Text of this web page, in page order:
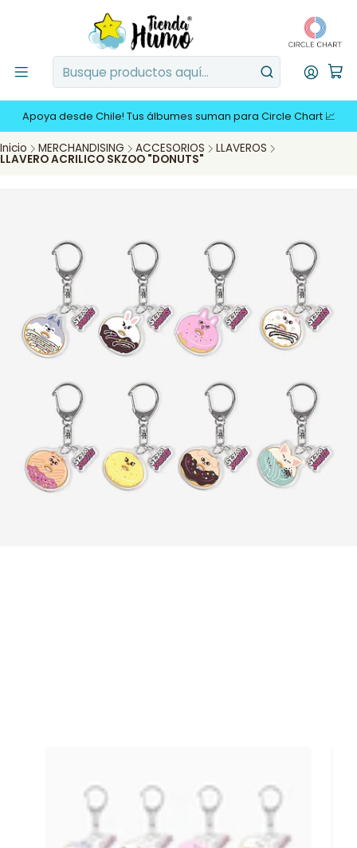
Apoya desde Chile! Tus álbumes suman para Circle Chart 📈
Inicio MERCHANDISING ACCESORIOS LLAVEROS
LLAVERO ACRILICO SKZOO "DONUTS"